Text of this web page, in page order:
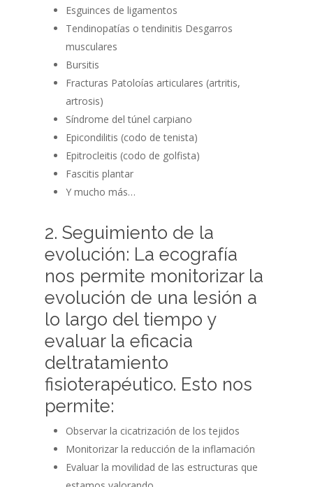
Esguinces de ligamentos
Tendinopatías o tendinitis Desgarros
musculares
Bursitis
Fracturas Patoloías articulares (artritis,
artrosis)
Síndrome del túnel carpiano
Epicondilitis (codo de tenista)
Epitrocleitis (codo de golfista)
Fascitis plantar
Y mucho más…
2. Seguimiento de la
evolución: La ecografía
nos permite monitorizar la
evolución de una lesión a
lo largo del tiempo y
evaluar la eficacia
deltratamiento
fisioterapéutico. Esto nos
permite:
Observar la cicatrización de los tejidos
Monitorizar la reducción de la inflamación
Evaluar la movilidad de las estructuras que